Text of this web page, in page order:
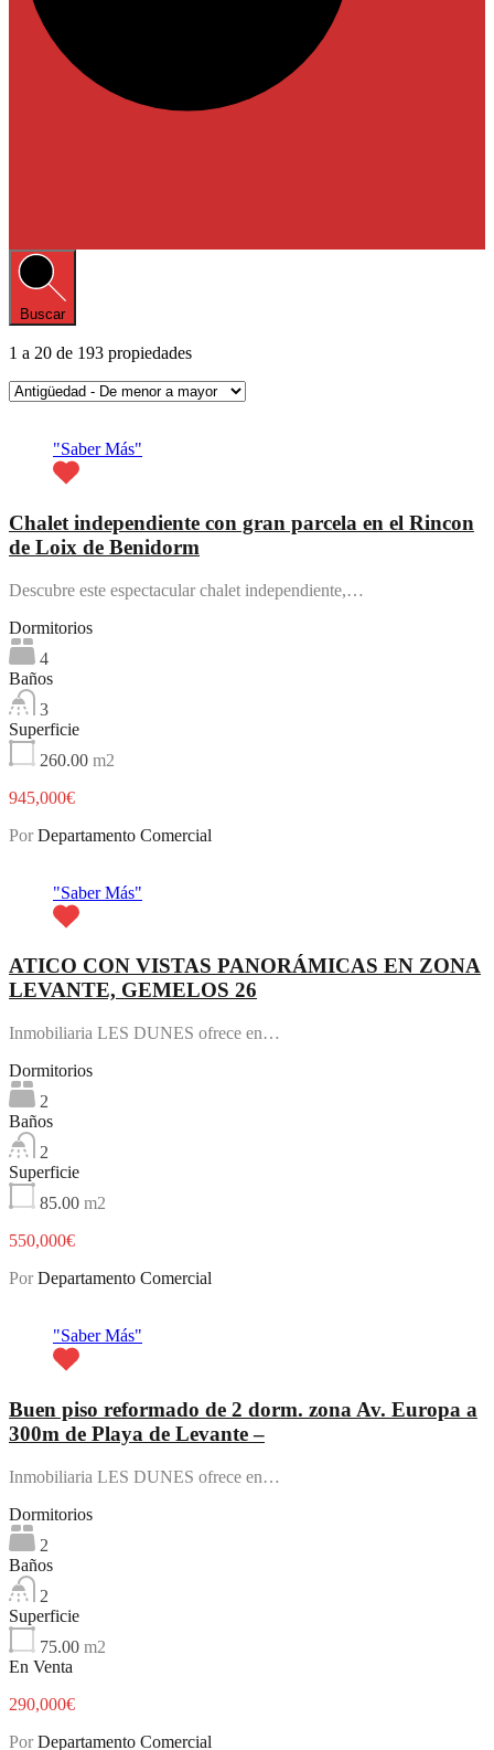
Buscar
1 a 20 de 193 propiedades
"Saber Más"
Chalet independiente con gran parcela en el Rincon
de Loix de Benidorm
Descubre este espectacular chalet independiente,…
Dormitorios
4
Baños
3
Superficie
260.00 m2
945,000€
Por Departamento Comercial
"Saber Más"
ATICO CON VISTAS PANORÁMICAS EN ZONA
LEVANTE, GEMELOS 26
Inmobiliaria LES DUNES ofrece en…
Dormitorios
2
Baños
2
Superficie
85.00 m2
550,000€
Por Departamento Comercial
"Saber Más"
Buen piso reformado de 2 dorm. zona Av. Europa a
300m de Playa de Levante –
Inmobiliaria LES DUNES ofrece en…
Dormitorios
2
Baños
2
Superficie
75.00 m2
En Venta
290,000€
Por Departamento Comercial